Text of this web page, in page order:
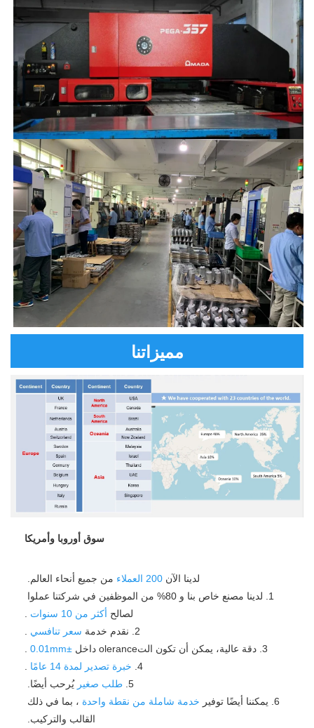
مميزاتنا
سوق أوروبا وأمريكا
لدينا الآن 200 العملاء من جميع أنحاء العالم.
1. لدينا مصنع خاص بنا و 80% من الموظفين في شركتنا عملوا
لصالح أكثر من 10 سنوات
.
سعر تنافسي .
±0.01mm
.
خبرة تصدير لمدة 14 عامًا
.
طلب صغير يُرحب أيضًا.
خدمة شاملة من نقطة واحدة
، بما في ذلك
القالب والتركيب.